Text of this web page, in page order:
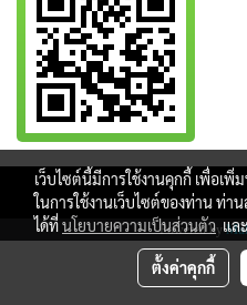
Copy right by
Powered by
เว็บไซต์นี้มีการใช้งานคุกกี้ เพื่อเ
ในการใช้งานเว็บไซต์ของท่าน ท่า
ได้ที่นโยบายความเป็นส่วนตัวแล
ตั้งค่าคุกกี้